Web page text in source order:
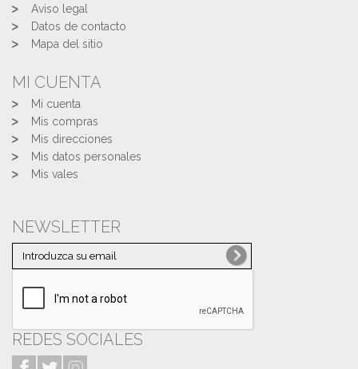
Aviso legal
Datos de contacto
Mapa del sitio
MI CUENTA
Mi cuenta
Mis compras
Mis direcciones
Mis datos personales
Mis vales
NEWSLETTER
REDES SOCIALES